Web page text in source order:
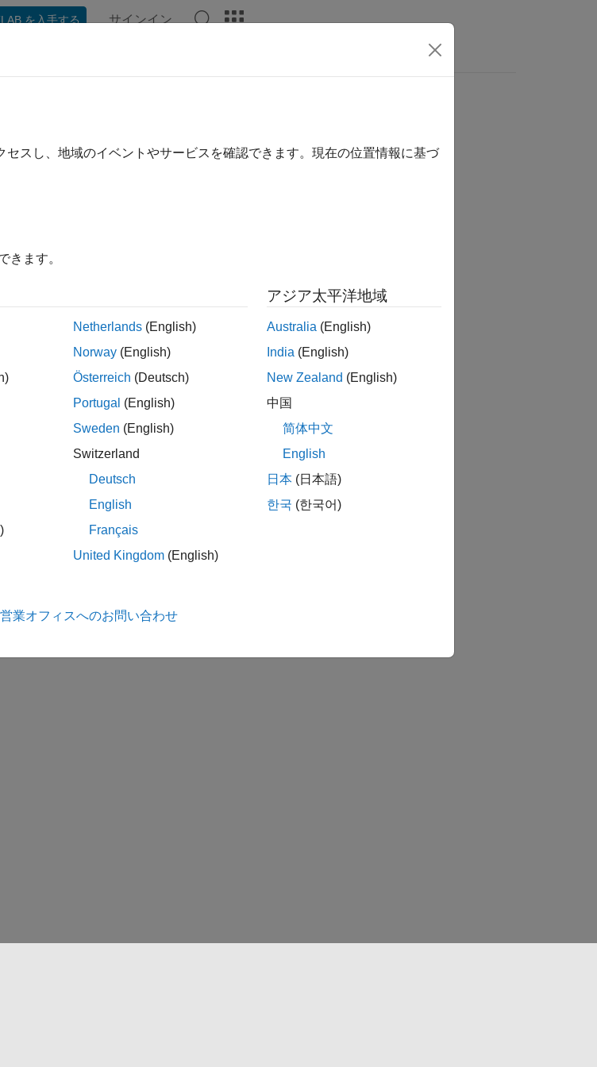
を入手する サインイン
スし、地域のイベントやサービスを確認できます。現在の位置情報に基づ
きます。
Netherlands (English)
Norway (English)
Österreich (Deutsch)
Portugal (English)
Sweden (English)
Switzerland
Deutsch
English
Français
United Kingdom (English)
アジア太平洋地域
Australia (English)
India (English)
New Zealand (English)
中国
简体中文
English
日本 (日本語)
한국 (한국어)
業オフィスへのお問い合わせ